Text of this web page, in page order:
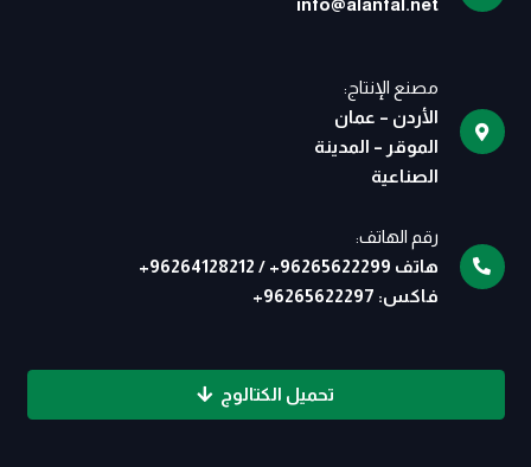
info@alanfal.net
مصنع الإنتاج:
الأردن – عمان
الموقر – المدينة
الصناعية
رقم الهاتف:
هاتف 96265622299
+
/
96264128212
+
فاكس: 96265622297
+
تحميل الكتالوج